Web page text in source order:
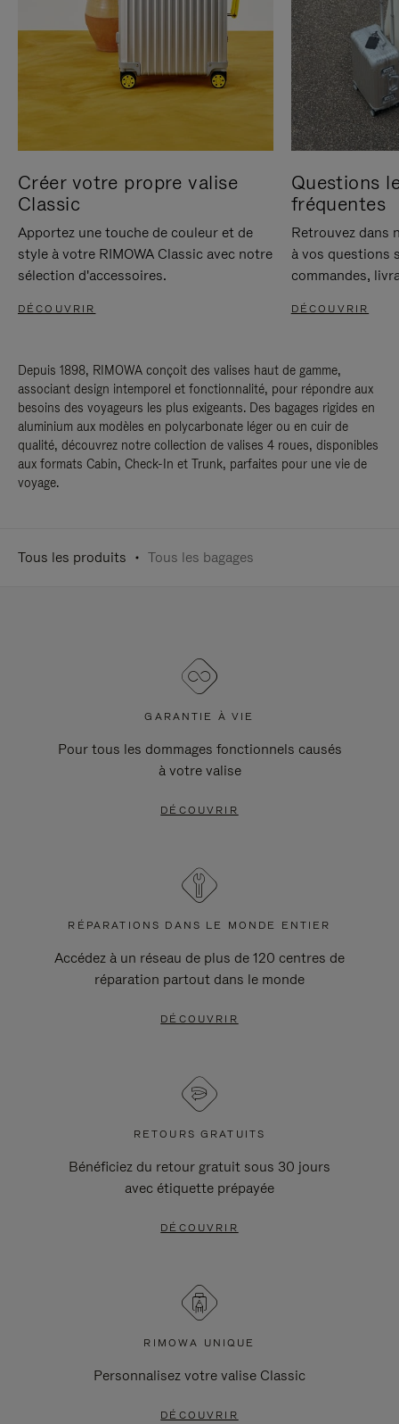
Créer votre propre valise
Classic
Apportez une touche de couleur et de
style à votre RIMOWA Classic avec notre
sélection d'accessoires.
DÉCOUVRIR
Questions
fréquentes
Retrouvez dans
à vos questions
commandes,
DÉCOUVRIR
Depuis 1898, RIMOWA conçoit des valises haut de gamme,
associant design intemporel et fonctionnalité, pour répondre aux
besoins des voyageurs les plus exigeants. Des bagages rigides en
aluminium aux modèles en polycarbonate léger ou en cuir de
qualité, découvrez notre collection de valises 4 roues, disponibles
aux formats Cabin, Check-In et Trunk, parfaites pour une vie de
voyage.
Tous les produits Tous les bagages
GARANTIE À VIE
Pour tous les dommages fonctionnels causés
à votre valise
DÉCOUVRIR
RÉPARATIONS DANS LE MONDE ENTIER
Accédez à un réseau de plus de 120 centres de
réparation partout dans le monde
DÉCOUVRIR
RETOURS GRATUITS
Bénéficiez du retour gratuit sous 30 jours
avec étiquette prépayée
DÉCOUVRIR
RIMOWA UNIQUE
Personnalisez votre valise Classic
DÉCOUVRIR